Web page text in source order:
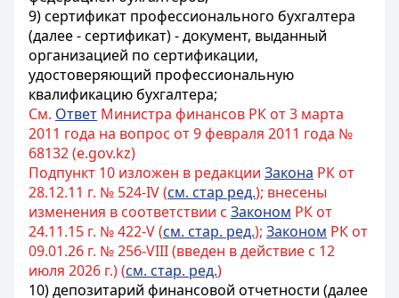
9) сертификат профессионального бухгалтера
(далее - сертификат) - документ, выданный
организацией по сертификации,
удостоверяющий профессиональную
квалификацию бухгалтера;
См. Ответ Министра финансов РК от 3 марта
2011 года на вопрос от 9 февраля 2011 года №
68132 (e.gov.kz)
Подпункт 10 изложен в редакции Закона РК от
28.12.11 г. № 524-IV (см. стар ред.); внесены
изменения в соответствии с Законом РК от
24.11.15 г. № 422-V (см. стар. ред.); Законом РК от
09.01.26 г. № 256-VIII (введен в действие с 12
июля 2026 г.) (см. стар. ред.)
10) депозитарий финансовой отчетности (далее